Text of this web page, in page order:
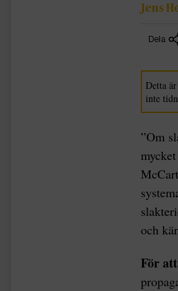
Jens
Dela
Detta
inte
”Om
och
För